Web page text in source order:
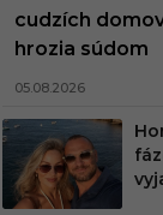
cudzích
hrozia súdom
05.08.2026